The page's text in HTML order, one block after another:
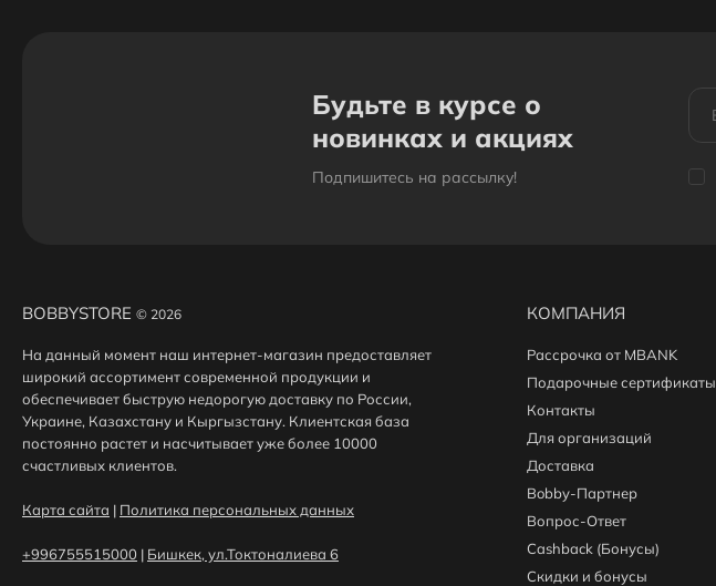
Будьте в курсе о
новинках и акциях
Подпишитесь на рассылкy!
BOBBYSTORE © 2026
На данный момент наш интернет-магазин предоставляет
широкий ассортимент современной продукции и
обеспечивает быструю недорогую доставку по России,
Украине, Казахстану и Кыргызстану. Клиентская база
постоянно растет и насчитывает уже более 10000
счастливых клиентов.
Карта сайта | Политика персональных данных
+996755515000 | Бишкек, ул.Токтоналиева 6
КОМПАНИЯ
Рассрочка от MBANK
Подарочные сертификаты
Контакты
Для организаций
Доставка
Bobby-Партнер
Вопрос-Ответ
Cashback (Бонусы)
Скидки и бонусы